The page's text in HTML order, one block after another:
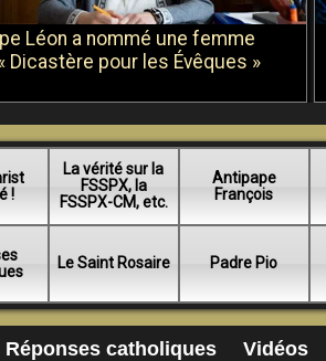
Léon a nommé une femme
Dicastère pour les Évêques »
!
La vérité sur la
FSSPX, la
FSSPX-CM, etc.
Antipape
François
Le Saint Rosaire Padre Pio
Réponses catholiques Vidéos